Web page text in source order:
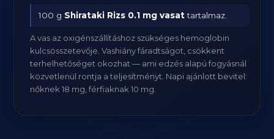
100 g Shirataki Rizs 0.1 mg vasattartalmaz.
A vas az oxigénszállításhoz szükséges hemoglobin
kulcsösszetevője. Vashiány fáradtságot, csökkent
terhelhetőséget okozhat — ami edzés alapú fogyásnál
közvetlenül rontja a teljesítményt. Napi ajánlott bevitel:
nőknek 18 mg, férfiaknak 10 mg.